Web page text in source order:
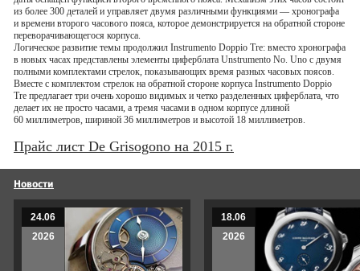
из более 300 деталей и управляет двумя различными функциями — хронографа
и времени второго часового пояса, которое демонстрируется на обратной стороне
переворачивающегося корпуса.
Логическое развитие темы продолжил Instrumento Doppio Tre: вместо хронографа
в новых часах представлены элементы циферблата Unstrumento No. Uno с двумя
полными комплектами стрелок, показывающих время разных часовых поясов.
Вместе с комплектом стрелок на обратной стороне корпуса Instrumento Doppio
Tre предлагает три очень хорошо видимых и четко разделенных циферблата, что
делает их не просто часами, а тремя часами в одном корпусе длиной
60 миллиметров, шириной 36 миллиметров и высотой 18 миллиметров.
Прайс лист De Grisogono на 2015 г.
Новости
24.06
2026
18.06
2026